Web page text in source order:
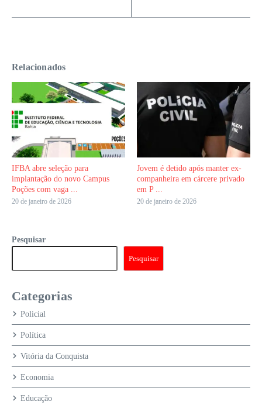
Relacionados
IFBA abre seleção para
implantação do novo Campus
Poções com vaga ...
20 de janeiro de 2026
Jovem é detido após manter ex-
companheira em cárcere privado
em P ...
20 de janeiro de 2026
Pesquisar
Pesquisar
Categorias
Policial
Política
Vitória da Conquista
Economia
Educação